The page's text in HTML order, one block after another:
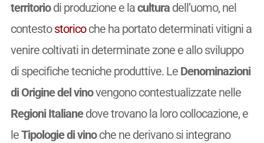
territoriodi produzione e lacultura dell’uomo, nel
contestostoricoche ha portato determinati vitigni a
venire coltivati in determinate zone e allo sviluppo
di specifiche tecniche produttive. Le Denominazioni
di Origine del vinovengono contestualizzate nelle
Regioni Italianedove trovano la loro collocazione, e
leTipologiedi vinoche ne derivano si integrano